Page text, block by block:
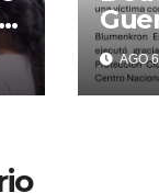
de
de
AGO